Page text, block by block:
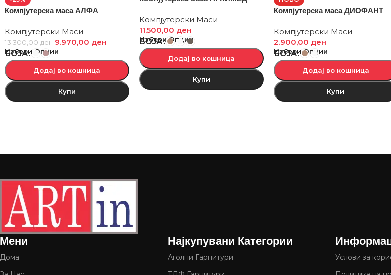
Компјутерска маса АЛФА
Компјутерски Маси
13.300,00ден 9.970,00 ден
Избери Опции
БОЈА
Додај во кошница
Купи
Компјутерски Маси
11.500,00 ден
Избери Опции
БОЈА
Додај во кошница
Купи
Компјутерска маса ДИОФАНТ
Компјутерски Маси
2.900,00 ден
Избери Опции
БОЈА
Додај во кошница
Купи
Мени
Дома
Најкупувани Категории
Аголни Гарнитури
Услови за